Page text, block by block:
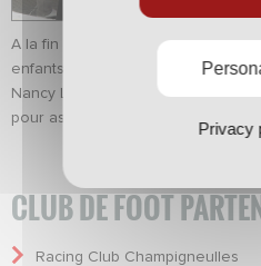
A la fin de chaque demi-journée
enfants seront récompensés par
Nancy Lorraine pour une séance
pour assister à un match.
CLUB DE FOOT
Racing Club Champigneulles
Privacy